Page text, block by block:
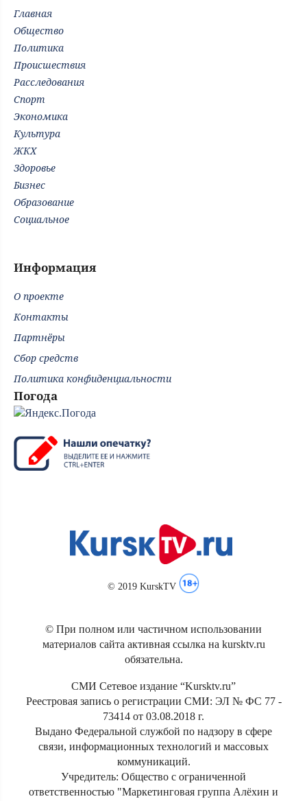
Главная
Общество
Политика
Происшествия
Расследования
Спорт
Экономика
Культура
ЖКХ
Здоровье
Бизнес
Образование
Социальное
Информация
О проекте
Контакты
Партнёры
Сбор средств
Политика конфиденциальности
Погода
© 2019 KurskTV
© При полном или частичном использовании
материалов сайта активная ссылка на kursktv.ru
обязательна.
СМИ Сетевое издание “Kursktv.ru”
Реестровая запись о регистрации СМИ: ЭЛ № ФС 77 -
73414 от 03.08.2018 г.
Выдано Федеральной службой по надзору в сфере
связи, информационных технологий и массовых
коммуникаций.
Учредитель: Общество с ограниченной
ответственностью "Маркетинговая группа Алёхин и